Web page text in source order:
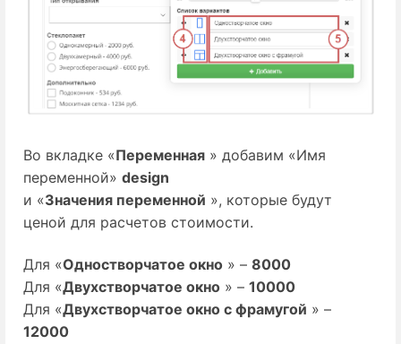
Во вкладке «Переменная » добавим «Имя
переменной» design
и «Значения переменной », которые будут
ценой для расчетов стоимости.
Для «Одностворчатое окно » – 8000
Для «Двухстворчатое окно » – 10000
Для «Двухстворчатое окно с фрамугой » –
12000